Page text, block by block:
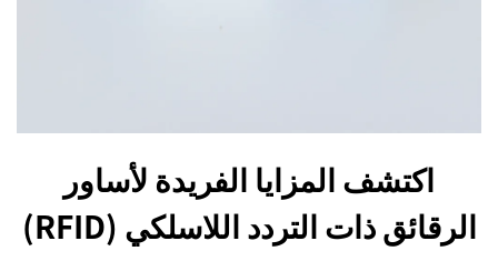
اكتشف المزايا الفريدة لأساور
الرقائق ذات التردد اللاسلكي (RFID)